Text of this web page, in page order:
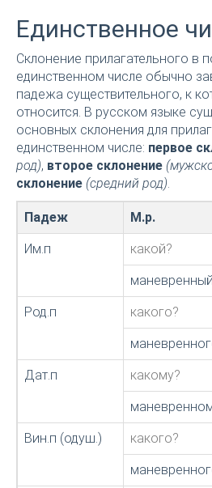
Единственное
Склонение прилагательного в
единственном числе обычно
падежа существительного, к
относится. В русском языке
основных склонения для
единственном числе: первое
род), второе склонение
склонение (средний род).
Падеж М.р.
Им.п какой?
маневренный
Род.п какого?
Дат.п какому?
Вин.п (одуш.) какого?